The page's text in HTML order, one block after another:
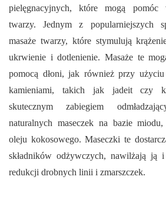
pielęgnacyjnych, które mogą pomóc
twarzy. Jednym z popularniejszych
masaże twarzy, które stymulują
ukrwienie i dotlenienie. Masaże te
pomocą dłoni, jak również przy
kamieniami, takich jak jadeit czy
skutecznym zabiegiem
naturalnych maseczek na bazie
oleju kokosowego. Maseczki te
składników odżywczych, nawilżają ją
redukcji drobnych linii i zmarszczek.